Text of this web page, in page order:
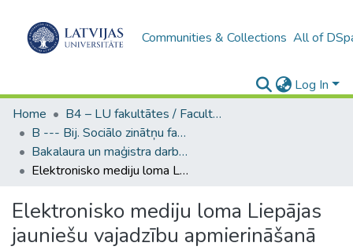
Communities & Collections All of
Log In
Home
B4 – LU fakultātes / Faculties of the UL
B --- Bij. Sociālo zinātņu fakultātes noslēguma darbi / Faculty of Social Sciences - Graduate works
Bakalaura un maģistra darbi (SZF) / Bachelor's and Master's theses
Elektronisko mediju loma Liepājas jauniešu vajadzību apmierināšanā
Elektronisko mediju loma Liepājas
jauniešu vajadzību apmierināšanā